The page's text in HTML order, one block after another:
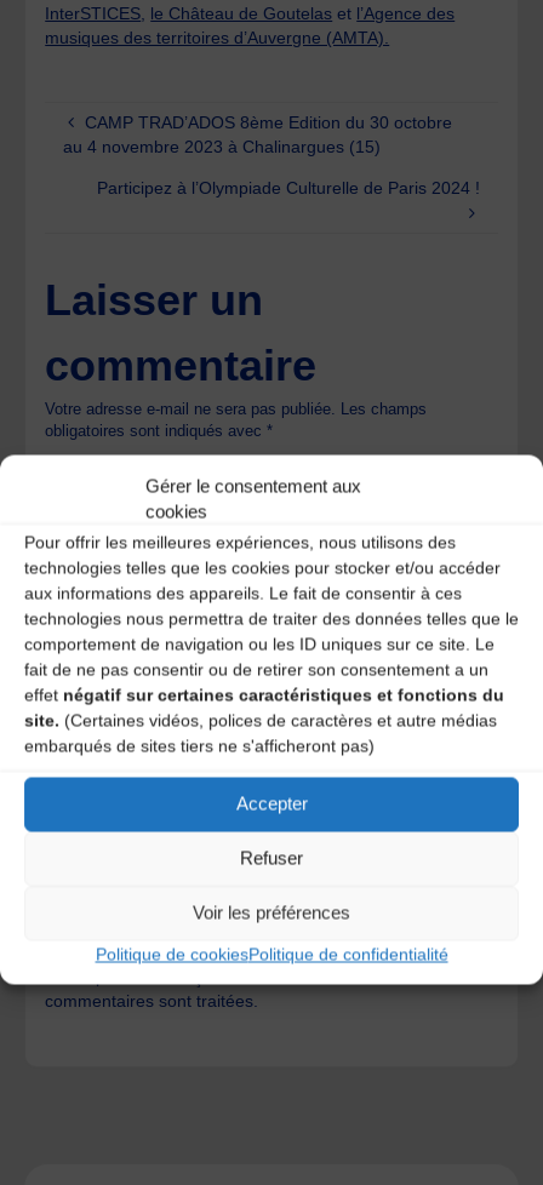
Gérer le consentement aux
cookies
Pour offrir les meilleures expériences, nous utilisons des
technologies telles que les cookies pour stocker et/ou accéder
aux informations des appareils. Le fait de consentir à ces
technologies nous permettra de traiter des données telles que le
comportement de navigation ou les ID uniques sur ce site. Le
fait de ne pas consentir ou de retirer son consentement a un
effet négatif sur certaines caractéristiques et fonctions du
site. (Certaines vidéos, polices de caractères et autre médias
embarqués de sites tiers ne s'afficheront pas)
Accepter
Refuser
Voir les préférences
Politique de cookiesPolitique de confidentialité
InterSTICES le Château de Goutelas et l’Agence des
musiques des territoires d’Auvergne (AMTA).
CAMP TRAD’ADOS 8ème Edition du 30 octobre
au 4 novembre 2023 à Chalinargues (15)
Participez à l’Olympiade Culturelle de Paris 2024 !
Laisser un
commentaire
Votre adresse e-mail ne sera pas publiée. Les champs
obligatoires sont indiqués avec*
Ce site utilise Akismet pour réduire les indésirables.En
commentaires sont traitées.